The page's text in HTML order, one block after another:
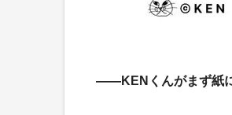
――KENくんがまず紙